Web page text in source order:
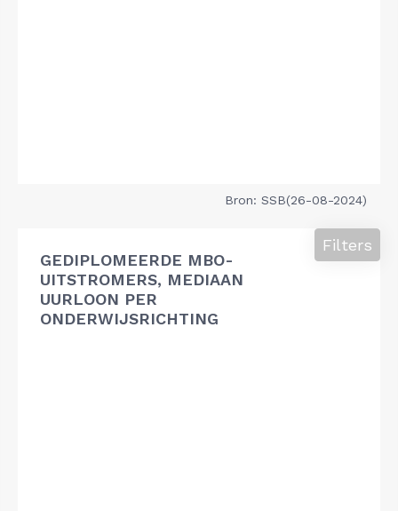
Bron: SSB(26-08-2024)
GEDIPLOMEERDE MBO-
UITSTROMERS, MEDIAAN
UURLOON PER
ONDERWIJSRICHTING
Filters